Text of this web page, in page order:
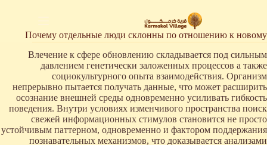
Почему отдельные люди склонны по отношению к новому
Влечение к сфере обновлению складывается под сильным
давлением генетически заложенных процессов а также
социокультурного опыта взаимодействия. Организм
непрерывно пытается получать данные, что может расширить
осознание внешней среды одновременно усиливать гибкость
поведения. Внутри условиях изменчивого пространства поиск
свежей информационных стимулов становится не просто
устойчивым паттерном, одновременно и фактором поддержания
познавательных механизмов, что доказывается анализами